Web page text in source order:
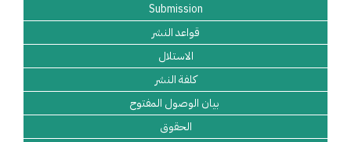
Submission
قواعد النشر
الاستلال
كلفة النشر
بيان الوصول المفتوح
الحقوق